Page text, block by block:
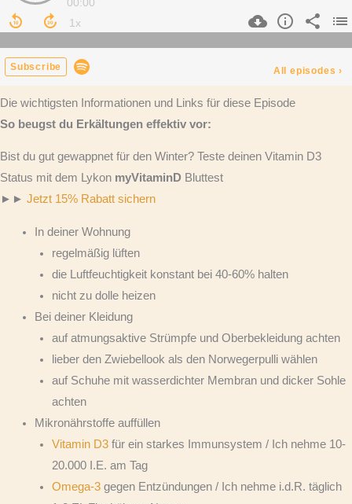
Die wichtigsten Informationen und Links für diese Episode
So beugst du Erkältungen effektiv vor:
Bist du gut gewappnet für den Winter? Teste deinen Vitamin D3
Status mit dem Lykon myVitaminD Bluttest
►► Jetzt 15% Rabatt sichern
In deiner Wohnung
regelmäßig lüften
die Luftfeuchtigkeit konstant bei 40-60% halten
nicht zu dolle heizen
Bei deiner Kleidung
auf atmungsaktive Strümpfe und Oberbekleidung achten
lieber den Zwiebellook als den Norwegerpulli wählen
auf Schuhe mit wasserdichter Membran und dicker Sohle
achten
Mikronährstoffe auffüllen
Vitamin D3für ein starkes Immunsystem / Ich nehme 10-
20.000 I.E. am Tag
Omega-3gegen Entzündungen / Ich nehme i.d.R. täglich